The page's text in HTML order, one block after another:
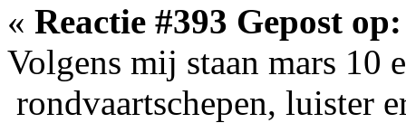
« Reactie #393 Gepost op:
Volgens mij staan mars 10
rondvaartschepen, luister